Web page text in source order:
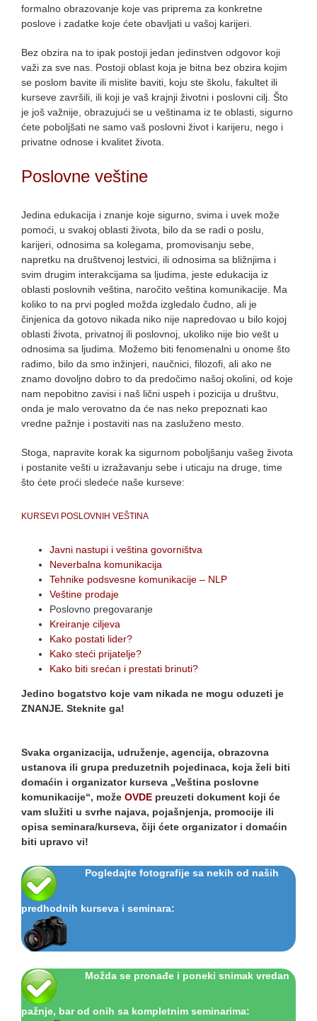
formalno obrazovanje koje vas priprema za konkretne
poslove i zadatke koje ćete obavljati u vašoj karijeri.
Bez obzira na to ipak postoji jedan jedinstven odgovor koji
važi za sve nas. Postoji oblast koja je bitna bez obzira kojim
se poslom bavite ili mislite baviti, koju ste školu, fakultet ili
kurseve završili, ili koji je vaš krajnji životni i poslovni cilj. Što
je još važnije, obrazujući se u veštinama iz te oblasti, sigurno
ćete poboljšati ne samo vaš poslovni život i karijeru, nego i
privatne odnose i kvalitet života.
Poslovne veštine
Jedina edukacija i znanje koje sigurno, svima i uvek može
pomoći, u svakoj oblasti života, bilo da se radi o poslu,
karijeri, odnosima sa kolegama, promovisanju sebe,
napretku na društvenoj lestvici, ili odnosima sa bližnjima i
svim drugim interakcijama sa ljudima, jeste edukacija iz
oblasti poslovnih veština, naročito veština komunikacije. Ma
koliko to na prvi pogled možda izgledalo čudno, ali je
činjenica da gotovo nikada niko nije napredovao u bilo kojoj
oblasti života, privatnoj ili poslovnoj, ukoliko nije bio vešt u
odnosima sa ljudima. Možemo biti fenomenalni u onome što
radimo, bilo da smo inžinjeri, naučnici, filozofi, ali ako ne
znamo dovoljno dobro to da predočimo našoj okolini, od koje
nam nepobitno zavisi i naš lični uspeh i pozicija u društvu,
onda je malo verovatno da će nas neko prepoznati kao
vredne pažnje i postaviti nas na zasluženo mesto.
Stoga, napravite korak ka sigurnom poboljšanju vašeg života
i postanite vešti u izražavanju sebe i uticaju na druge, time
što ćete proći sledeće naše kurseve:
KURSEVI POSLOVNIH VEŠTINA
Javni nastupi i veština govorništva
Neverbalna komunikacija
Tehnike podsvesne komunikacije – NLP
Veštine prodaje
Poslovno pregovaranje
Kreiranje ciljeva
Kako postati lider?
Kako steći prijatelje?
Kako biti srećan i prestati brinuti?
Jedino bogatstvo koje vam nikada ne mogu oduzeti je
ZNANJE. Steknite ga!
Svaka organizacija, udruženje, agencija, obrazovna
ustanova ili grupa preduzetnih pojedinaca, koja želi biti
domaćin i organizator kurseva „Veština poslovne
komunikacije“, može OVDE preuzeti dokument koji će
vam služiti u svrhe najava, pojašnjenja, promocije ili
opisa seminara/kurseva, čiji ćete organizator i domaćin
biti upravo vi!
Pogledajte fotografije sa nekih od naših
predhodnih kurseva i seminara:
Možda se pronađe i poneki snimak vredan
pažnje, bar od onih sa kompletnim seminarima: